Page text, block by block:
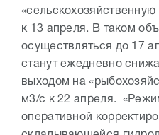
к 13 апреля. В таком
осуществляться до 17
станут ежедневно
выходом на
м3/с к 22 апреля.
оперативной